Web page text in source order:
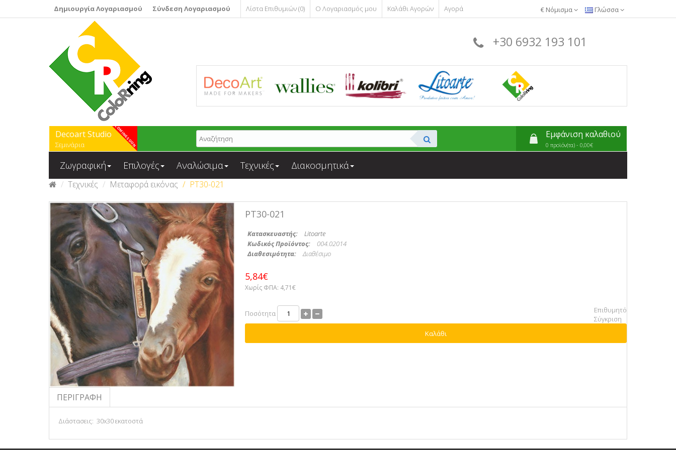
Δημιουργία Λογαριασμού Σύνδεση Λογαριασμού Λίστα Επιθυμιών (0) Ο Λογαριασμός μου Καλάθι Αγορών Αγορά Γλώσσα
€ Νόμισμα
+30 6932 193 101
Decoart Studio
Σεμινάρια
Εμφάνιση καλαθιού
0 προϊόν(τα) - 0,00€
Ζωγραφική Επιλογές Αναλώσιμα Τεχνικές Διακοσμητικά
Τεχνικές Μεταφορά εικόνας PT30-021
PT30-021
Κατασκευαστής:
Litoarte
Κωδικός Προϊόντος:
004.02014
Διαθεσιμότητα:
Διαθέσιμο
5,84€
Χωρίς ΦΠΑ: 4,71€
Ποσότητα
Επιθυμητό
Σύγκριση
Καλάθι
ΠΕΡΙΓΡΑΦΉ
Διάστασεις: 30x30 εκατοστά